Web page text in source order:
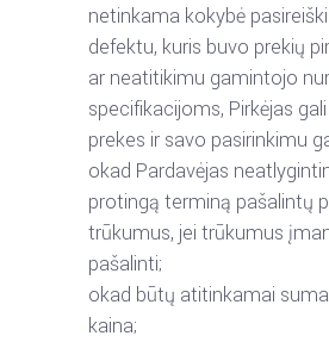
netinkama kokybė
defektu, kuris buvo prekių
ar neatitikimu gamintojo
specifikacijoms, Pirkėjas
prekes ir savo pasirinkimu
okad Pardavėjas
protingą terminą pašalintų
trūkumus, jei trūkumus
pašalinti;
okad būtų atitinkamai
kaina;